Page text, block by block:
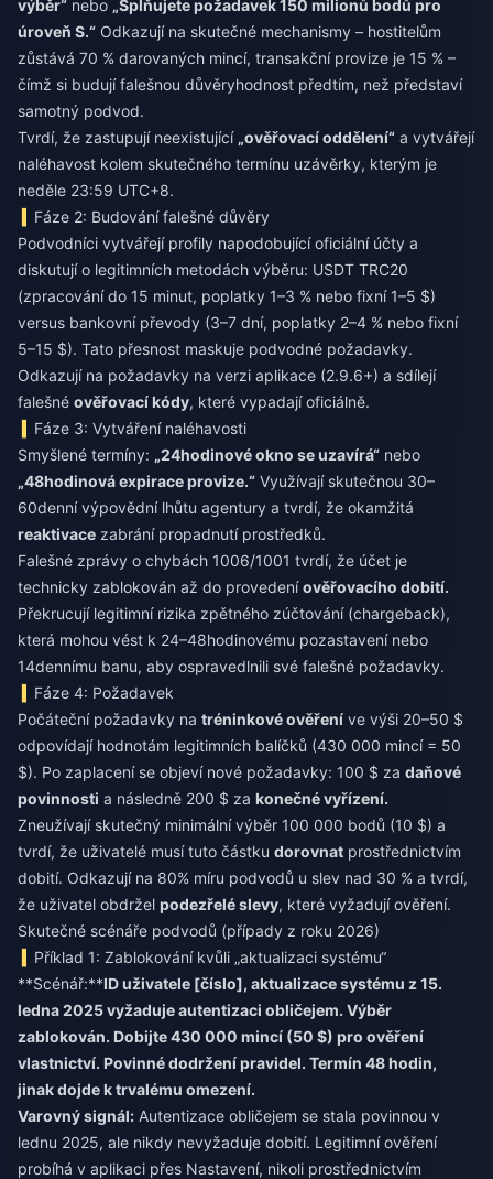
výběr“ nebo „Splňujete požadavek 150 milionů bodů pro
úroveň S.“ Odkazují na skutečné mechanismy – hostitelům
zůstává 70 % darovaných mincí, transakční provize je 15 % –
čímž si budují falešnou důvěryhodnost předtím, než představí
samotný podvod.
Tvrdí, že zastupují neexistující „ověřovací oddělení“ a vytvářejí
naléhavost kolem skutečného termínu uzávěrky, kterým je
neděle 23:59 UTC+8.
Fáze 2: Budování falešné důvěry
Podvodníci vytvářejí profily napodobující oficiální účty a
diskutují o legitimních metodách výběru: USDT TRC20
(zpracování do 15 minut, poplatky 1–3 % nebo fixní 1–5 $)
versus bankovní převody (3–7 dní, poplatky 2–4 % nebo fixní
5–15 $). Tato přesnost maskuje podvodné požadavky.
Odkazují na požadavky na verzi aplikace (2.9.6+) a sdílejí
falešné ověřovací kódy, které vypadají oficiálně.
Fáze 3: Vytváření naléhavosti
Smyšlené termíny: „24hodinové okno se uzavírá“ nebo
„48hodinová expirace provize.“ Využívají skutečnou 30–
60denní výpovědní lhůtu agentury a tvrdí, že okamžitá
reaktivace zabrání propadnutí prostředků.
Falešné zprávy o chybách 1006/1001 tvrdí, že účet je
technicky zablokován až do provedeníověřovacího dobití.
Překrucují legitimní rizika zpětného zúčtování (chargeback),
která mohou vést k 24–48hodinovému pozastavení nebo
14dennímu banu, aby ospravedlnili své falešné požadavky.
Fáze 4: Požadavek
Počáteční požadavky na tréninkové ověření ve výši 20–50 $
odpovídají hodnotám legitimních balíčků (430 000 mincí = 50
$). Po zaplacení se objeví nové požadavky: 100 $ za daňové
povinnosti a následně 200 $ za konečné vyřízení.
Zneužívají skutečný minimální výběr 100 000 bodů (10 $) a
tvrdí, že uživatelé musí tuto částku dorovnat prostřednictvím
dobití. Odkazují na 80% míru podvodů u slev nad 30 % a tvrdí,
že uživatel obdržel podezřelé slevy, které vyžadují ověření.
Skutečné scénáře podvodů (případy z roku 2026)
Příklad 1: Zablokování kvůli „aktualizaci systému“
**Scénář:**ID uživatele [číslo], aktualizace systému z 15.
ledna 2025 vyžaduje autentizaci obličejem. Výběr
zablokován. Dobijte 430 000 mincí (50 $) pro ověření
vlastnictví. Povinné dodržení pravidel. Termín 48 hodin,
jinak dojde k trvalému omezení.
Varovný signál: Autentizace obličejem se stala povinnou v
lednu 2025, ale nikdy nevyžaduje dobití. Legitimní ověření
probíhá v aplikaci přes Nastavení, nikoli prostřednictvím